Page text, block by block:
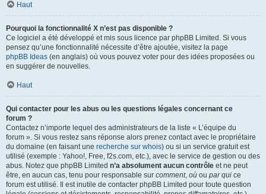
Haut
Pourquoi la fonctionnalité X n’est pas disponible ?
Ce logiciel a été développé et mis sous licence par phpBB Limited. Si vous
pensez qu’une fonctionnalité nécessite d’être ajoutée, visitez la page
phpBB Ideas (en anglais) où vous pouvez voter pour des idées proposées ou
en suggérer de nouvelles.
Haut
Qui contacter pour les abus ou les questions légales concernant ce
forum ?
Contactez n’importe lequel des administrateurs de la liste « L’équipe du
forum ». Si vous restez sans réponse alors prenez contact avec le propriétaire
du domaine (en faisant une recherche sur whois) ou si un service gratuit est
utilisé (exemple : Yahoo!, Free, f2s.com, etc.), avec le service de gestion ou des
abus. Notez que phpBB Limited n’a absolument aucun contrôle et ne peut
être, en aucun cas, tenu pour responsable sur comment, où ou par qui ce
forum est utilisé. Il est inutile de contacter phpBB Limited pour toute question